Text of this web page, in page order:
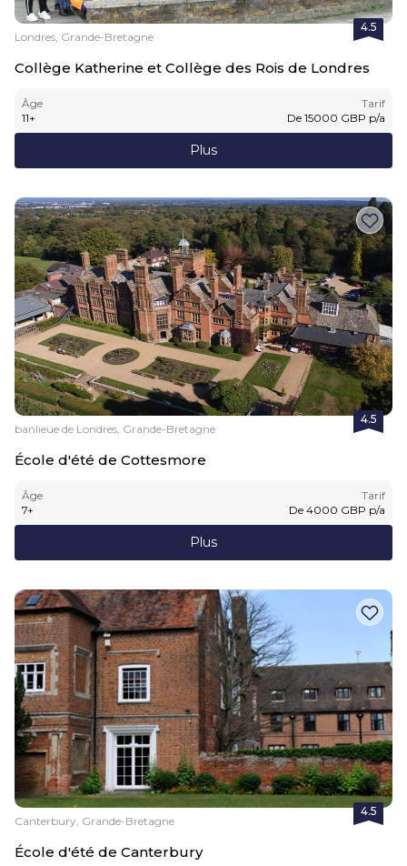
4.5
Londres, Grande-Bretagne
Collège Katherine et Collège des Rois de Londres
Âge
11+
Tarif
De 15000 GBP p/a
Plus
4.5
banlieue de Londres, Grande-Bretagne
École d'été de Cottesmore
Âge
7+
Tarif
De 4000 GBP p/a
Plus
4.5
Canterbury, Grande-Bretagne
École d'été de Canterbury